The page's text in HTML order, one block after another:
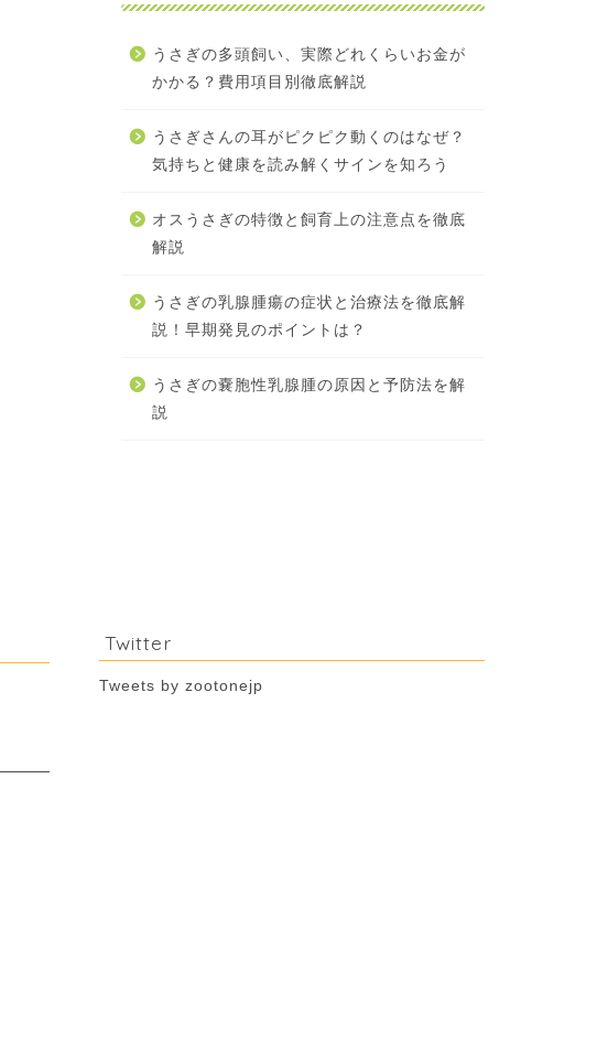
うさぎの多頭飼い、実際どれくらいお金が
かかる？費用項目別徹底解説
うさぎさんの耳がピクピク動くのはなぜ？
気持ちと健康を読み解くサインを知ろう
オスうさぎの特徴と飼育上の注意点を徹底
解説
うさぎの乳腺腫瘍の症状と治療法を徹底解
説！早期発見のポイントは？
うさぎの嚢胞性乳腺腫の原因と予防法を解
説
Twitter
Tweets by zootonejp